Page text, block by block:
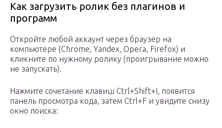
Как загрузить ролик без плагинов и
программ
Откройте любой аккаунт через браузер на
компьютере (Chrome, Yandex, Opera, Firefox) и
кликните по нужному ролику (проигрывание можно
не запускать).
Нажмите сочетание клавиш Ctrl+Shift+I, появится
панель просмотра кода, затем Ctrl+F и увидите снизу
окно поиска: